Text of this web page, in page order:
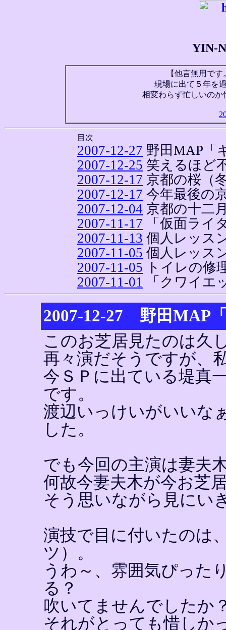
【他言無用で
現場に出て５年を
相変わらず忙しいの
目次
2007-12-27 野田MAP「
2007-12-25 笑えるほど
2007-12-17 京都の桜（
2007-12-17 今年最後の
2007-12-04 京都の十二
2007-11-17 「仮面ライ
2007-11-13 個人レッス
2007-11-05 個人レッス
2007-11-05 トイレの修
2007-11-01
「クワイエ
2007-12-27 野田MAP
このお芝居見たのは久
再々演だそうですが、
今ＳＰに出ている堤真
です。
渡辺いっけいがいいな
した。
でも今回の主演は妻夫
何故今妻夫木が今お芝
そう思いながら見にい
演技で目に付いたのは
ツ）。
うわ～、雰囲気ぴった
る？
吹いてませんでしたか
それがとっても惜しか